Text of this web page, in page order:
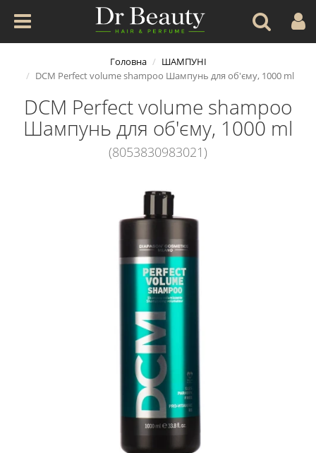
Головна
ШАМПУНІ
DCM Perfect volume shampoo Шампунь для об'єму, 1000 ml
DCM Perfect volume shampoo
Шампунь для об'єму, 1000 ml
(8053830983021)